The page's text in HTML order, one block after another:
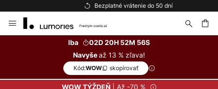
Bezplatné vrátenie do 50 dní
to
Iba
02D 20H 52M 55S
Navyšeaž 13 % zľava!
Kód:WOW skopírovať
WOW TÝŽDEŇ| Až -70 %